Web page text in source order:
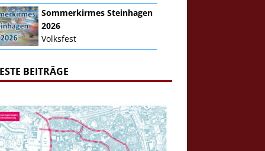
Sommerkirmes Steinhagen
2026
Volksfest
BEITRÄGE